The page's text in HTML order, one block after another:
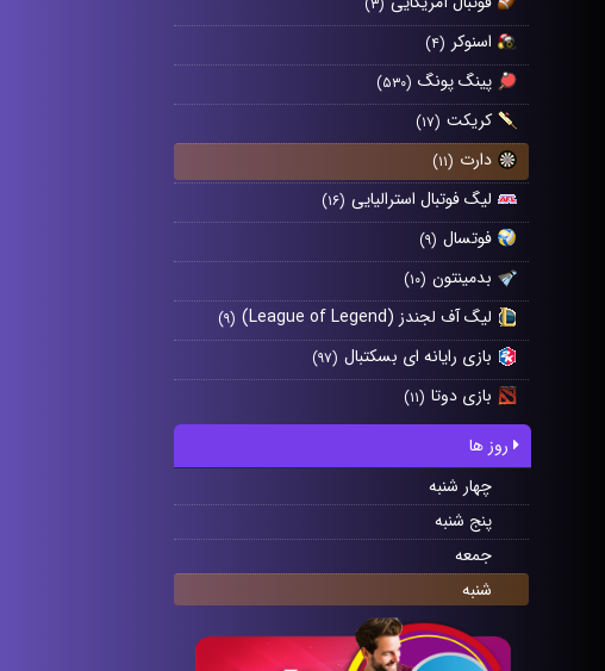
اسنوکر (۴)
پینگ پونگ (۵۳۰)
کریکت (۱۷)
دارت (۱۱)
لیگ فوتبال استرالیایی (۱۶)
فوتسال (۹)
بدمینتون (۱۰)
لیگ آف لجندز (League of Legend) (۹)
بازی رایانه ای بسکتبال (۹۷)
بازی دوتا (۱۱)
روز ها
چهار شنبه
پنج شنبه
جمعه
شنبه